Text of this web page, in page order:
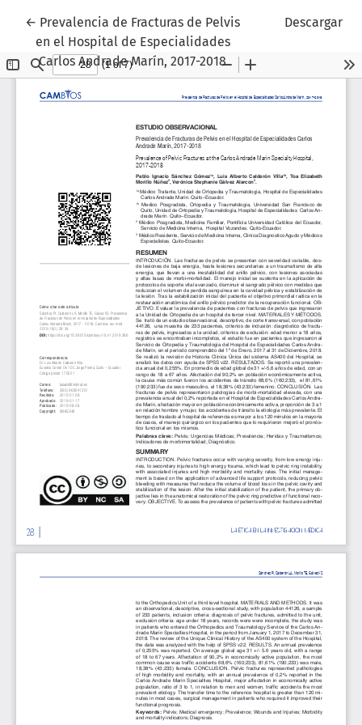
← Volver a los detalles del artículo
Prevalencia de Fracturas de Pelvis
en el Hospital de Especialidades
Carlos Andrade Marín, 2017-2018
Descargar